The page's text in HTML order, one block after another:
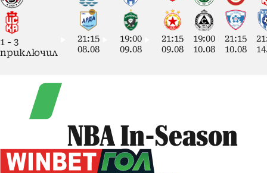
1 - 3
приключил
21:15
08.08
19:00
09.08
21:15
09.08
19:00
10.08
21:15
10.08
NBA In-Season